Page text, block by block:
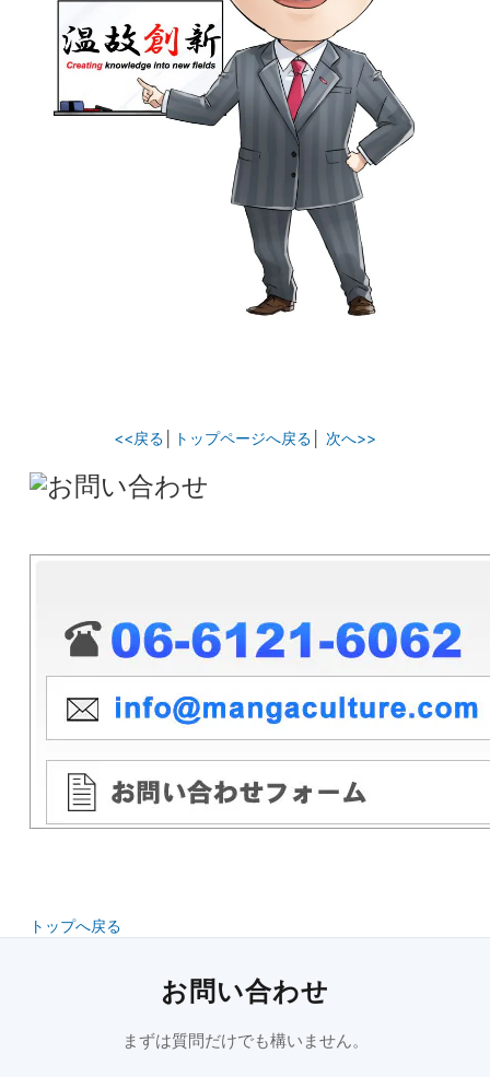
<<戻る トップページへ戻る 次へ>>
トップへ戻る
お問い合わせ
まずは質問だけでも構いません。